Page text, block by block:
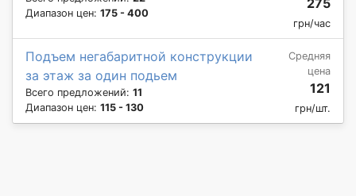
Диапазон цен: 175 - 400
грн/час
Подъем негабаритной конструкции
за этаж за один подьем
Всего предложений: 11
Диапазон цен: 115 - 130
Средняя
цена
121
грн/шт.